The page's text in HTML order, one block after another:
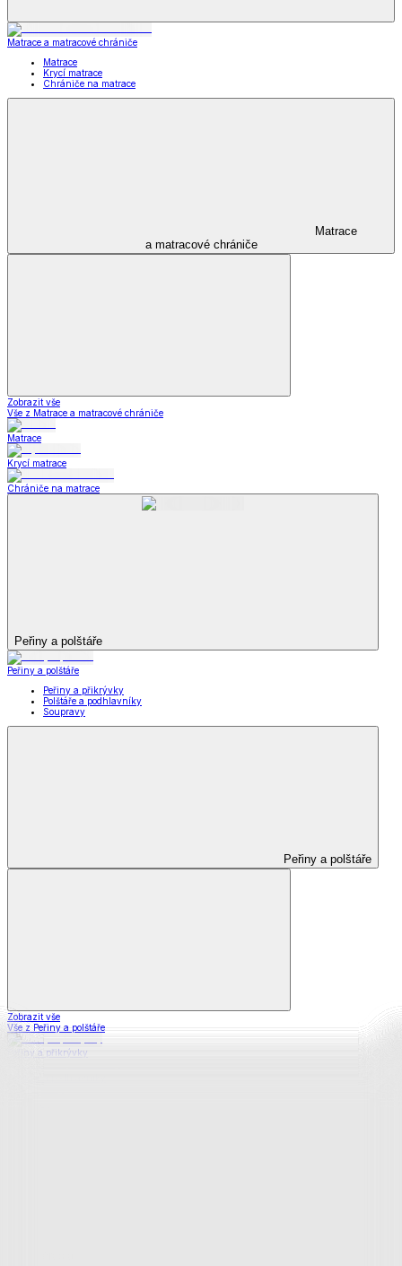
Matrace a matracové chrániče
Matrace
Krycí matrace
Chrániče na matrace
Matrace
a matracové chrániče
Zobrazit vše
Vše z Matrace a matracové chrániče
Matrace
Krycí matrace
Chrániče na matrace
Peřiny a polštáře
Peřiny a polštáře
Peřiny a přikrývky
Polštáře a podhlavníky
Soupravy
Peřiny a polštáře
Zobrazit vše
Vše z Peřiny a polštáře
Peřiny a přikrývky